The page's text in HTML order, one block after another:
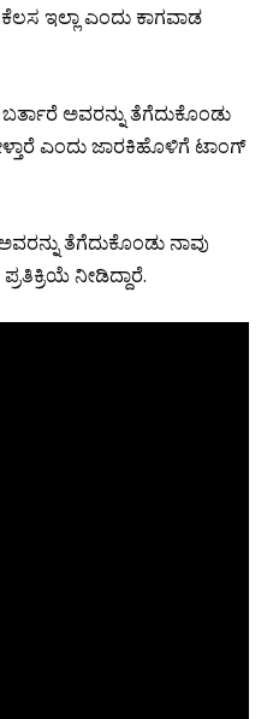
ಇಲ್ಲಾ ಎಂದು ಕಾಗವಾಡ
ಅವರನ್ನು ತೆಗೆದುಕೊಂಡು
ಎಂದು ಜಾರಕಿಹೊಳಿಗೆ ಟಾಂಗ್
ತೆಗೆದುಕೊಂಡು ನಾವು
ನೀಡಿದ್ದಾರೆ.